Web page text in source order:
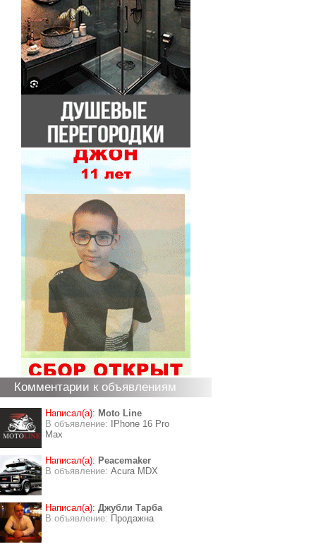
Комментарии к объявлениям
Написал(а): Moto Line
В объявление:
IPhone 16 Pro
Max
Написал(а): Peacemaker
В объявление: Acura MDX
Написал(а): Джубли Тарба
В объявление: Продажна